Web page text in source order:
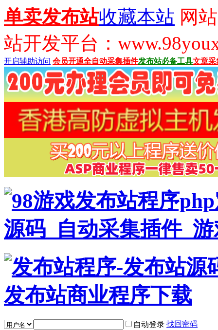
单卖发布站收藏本站 网
站开发平台：
开启辅助访问 会员开通全自动采集插件发布站必备工具文章采
自动登录 找回密码